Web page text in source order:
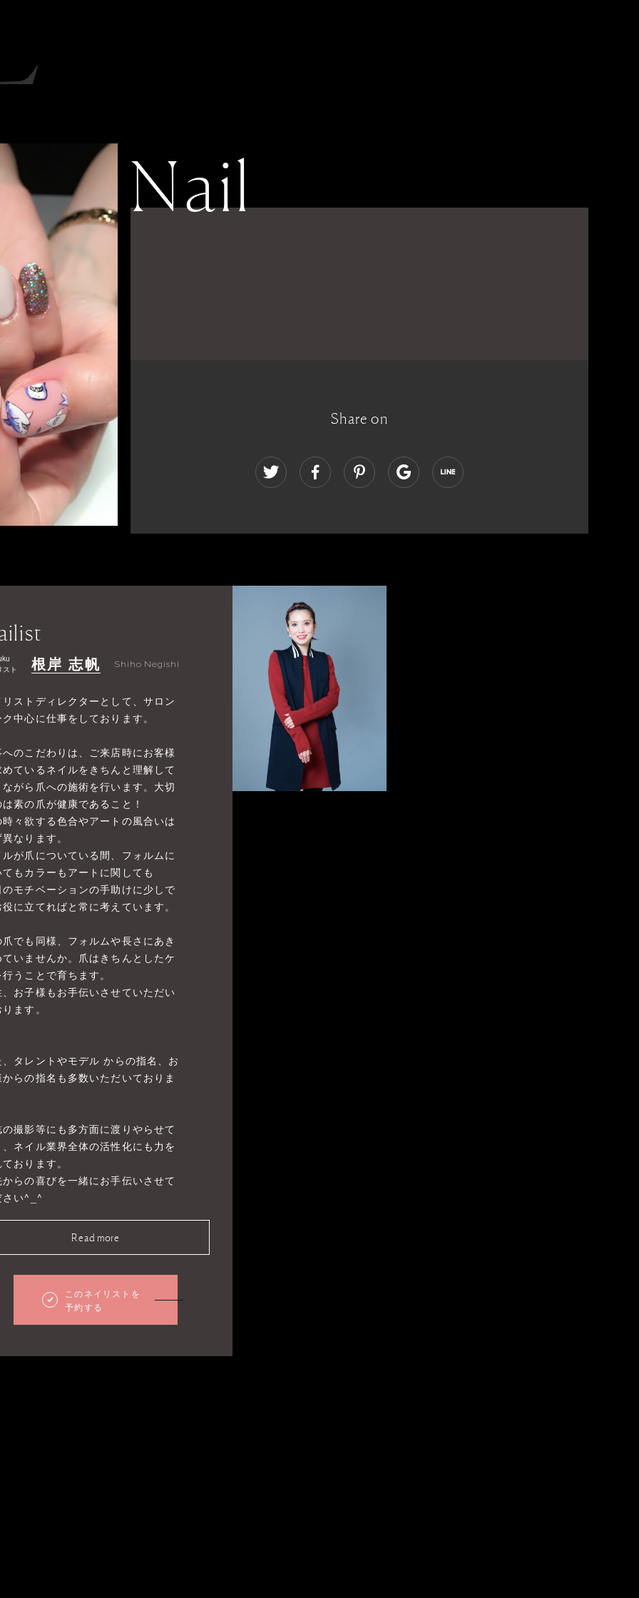
Nail
Share on
スト
根岸 志帆 Shiho Negishi
リストディレクターとして、サロン
中心に仕事をしております。
へのこだわりは、ご来店時にお客様
めているネイルをきちんと理解して
ながら爪への施術を行います。大切
素の爪が健康であること！
時々欲する色合やアートの風合いは
なります。
ルが爪についている間、フォルムに
てもカラーもアートに関しても
のモチベーションの手助けに少しで
に立てればと常に考えています。
爪でも同様、フォルムや長さにあき
ていませんか。爪はきちんとしたケ
うことで育ちます。
、お子様もお手伝いさせていただい
ます。
、タレントやモデル からの指名、お
からの指名も多数いただいておりま
の撮影等にも多方面に渡りやらせて
、ネイル業界全体の活性化にも力を
おります。
からの喜びを一緒にお手伝いさせて
さい^_^
Read more
このネイリストを
予約する